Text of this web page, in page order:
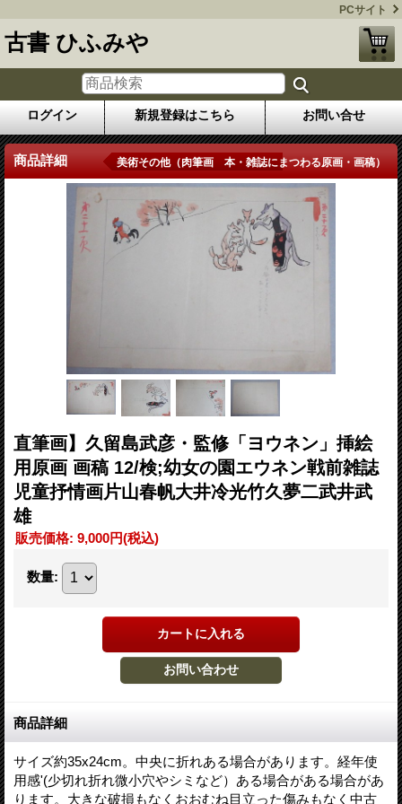
PCサイト
古書 ひふみや
ログイン 新規登録はこちら お問い合せ
商品詳細 美術その他（肉筆画 本・雑誌にまつわる原画・画稿）
直筆画】久留島武彦・監修「ヨウネン」挿絵
用原画 画稿 12/検;幼女の園エウネン戦前雑誌
児童抒情画片山春帆大井冷光竹久夢二武井武
雄
販売価格: 9,000円(税込)
数量:
商品詳細
サイズ約35x24cm。中央に折れある場合があります。経年使
用感'(少切れ折れ微小穴やシミなど）ある場合がある場合があ
ります。大きな破損もなくおおむね目立った傷みもなく中古